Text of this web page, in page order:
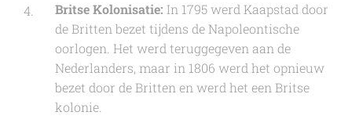
Britse Kolonisatie: In 1795 werd Kaapstad door
de Britten bezet tijdens de Napoleontische
oorlogen. Het werd teruggegeven aan de
Nederlanders, maar in 1806 werd het opnieuw
bezet door de Britten en werd het een Britse
kolonie.